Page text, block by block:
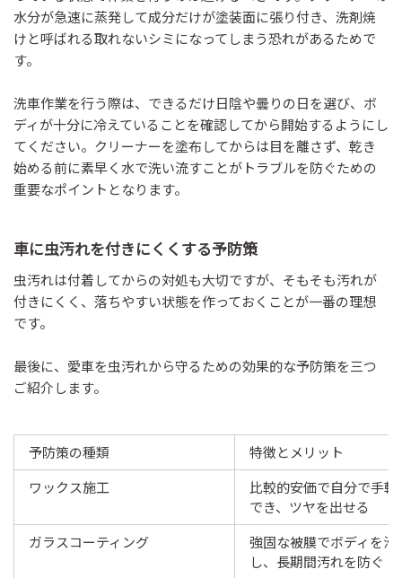
水分が急速に蒸発して成分だけが塗装面に張り付き、洗剤焼
けと呼ばれる取れないシミになってしまう恐れがあるためで
す。
洗車作業を行う際は、できるだけ日陰や曇りの日を選び、ボ
ディが十分に冷えていることを確認してから開始するようにし
てください。クリーナーを塗布してからは目を離さず、乾き
始める前に素早く水で洗い流すことがトラブルを防ぐための
重要なポイントとなります。
車に虫汚れを付きにくくする予防策
虫汚れは付着してからの対処も大切ですが、そもそも汚れが
付きにくく、落ちやすい状態を作っておくことが一番の理想
です。
最後に、愛車を虫汚れから守るための効果的な予防策を三つ
ご紹介します。
予防策の種類
特徴とメリット
ワックス施工
比較的安価で自分で手軽
でき、ツヤを出せる
ガラスコーティング
強固な被膜でボディを滑
し、長期間汚れを防ぐ